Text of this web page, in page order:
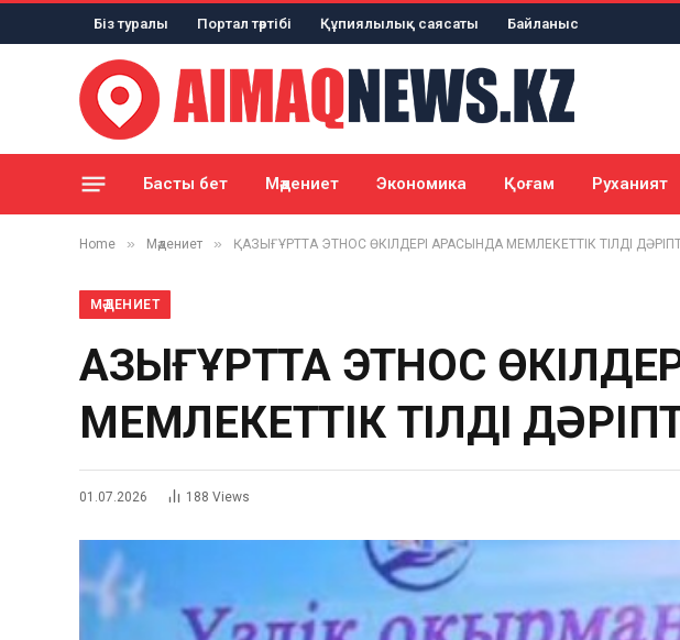
Біз туралы Портал тәртібі Құпиялылық саясаты Байланыс
Басты бет Мәдениет Экономика Қоғам Руханият
Home » Мәдениет » ҚАЗЫҒҰРТТА ЭТНОС ӨКІЛДЕРІ АРАСЫНДА МЕМЛЕКЕТТІК ТІЛДІ
МӘДЕНИЕТ
ҚАЗЫҒҰРТТА ЭТНОС
МЕМЛЕКЕТТІК ТІЛДІ
01.07.2026 188 Views